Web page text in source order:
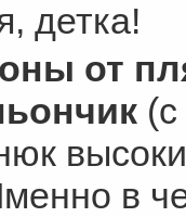
детка!
от
в